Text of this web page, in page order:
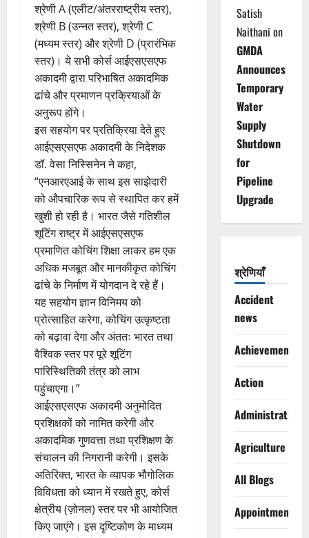
श्रेणी A (एलीट/अंतरराष्ट्रीय स्तर),
श्रेणी B (उन्नत स्तर), श्रेणी C
(मध्यम स्तर) और श्रेणी D (प्रारंभिक
स्तर)। ये सभी कोर्स आईएसएसएफ
अकादमी द्वारा परिभाषित अकादमिक
ढांचे और प्रमाणन प्रक्रियाओं के
अनुरूप होंगे।
इस सहयोग पर प्रतिक्रिया देते हुए
आईएसएसएफ अकादमी के निदेशक
डॉ. वेसा निस्सिनेन ने कहा,
“एनआरएआई के साथ इस साझेदारी
को औपचारिक रूप से स्थापित कर हमें
खुशी हो रही है। भारत जैसे गतिशील
शूटिंग राष्ट्र में आईएसएसएफ
प्रमाणित कोचिंग शिक्षा लाकर हम एक
अधिक मजबूत और मानकीकृत कोचिंग
ढांचे के निर्माण में योगदान दे रहे हैं।
यह सहयोग ज्ञान विनिमय को
प्रोत्साहित करेगा, कोचिंग उत्कृष्टता
को बढ़ावा देगा और अंततः भारत तथा
वैश्विक स्तर पर पूरे शूटिंग
पारिस्थितिकी तंत्र को लाभ
पहुंचाएगा।”
आईएसएसएफ अकादमी अनुमोदित
प्रशिक्षकों को नामित करेगी और
अकादमिक गुणवत्ता तथा प्रशिक्षण के
संचालन की निगरानी करेगी। इसके
अतिरिक्त, भारत के व्यापक भौगोलिक
विविधता को ध्यान में रखते हुए, कोर्स
क्षेत्रीय (ज़ोनल) स्तर पर भी आयोजित
किए जाएंगे। इस दृष्टिकोण के माध्यम
Satish
Naithani on
GMDA
Announces
Temporary
Water
Supply
Shutdown
for
Pipeline
Upgrade
श्रेणियाँ
Accident
news
Achievements
Action
Administration
Agriculture
All Blogs
Appointments